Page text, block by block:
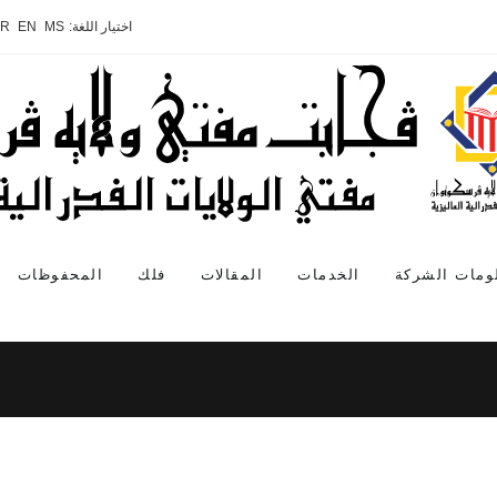
اختيار اللغة: MS
EN
الشركة الخدمات المقالات فلك المحفوظات